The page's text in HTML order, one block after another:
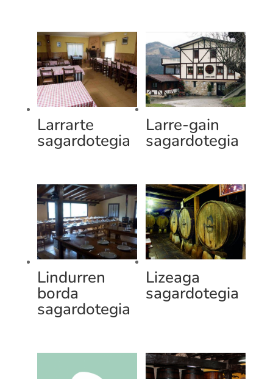
Larrarte
sagardotegia
Larre-gain
sagardotegia
Lindurren
borda
sagardotegia
Lizeaga
sagardotegia